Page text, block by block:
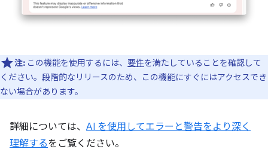
注: この機能を使用するには、 要件を満たしていることを確認して
ください。段階的なリリースのため、この機能にすぐにはアクセスでき
ない場合があります。
詳細については、 AI を使用してエラーと警告をより深く
理解するをご覧ください。